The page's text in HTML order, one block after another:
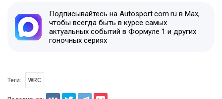
Подписывайтесь на Autosport.com.ru в Max,
чтобы всегда быть в курсе самых
актуальных событий в Формуле 1 и других
гоночных сериях
Теги: WRC